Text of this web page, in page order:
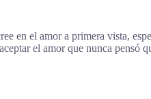
en el amor a primera vista,
el amor que nunca pensó